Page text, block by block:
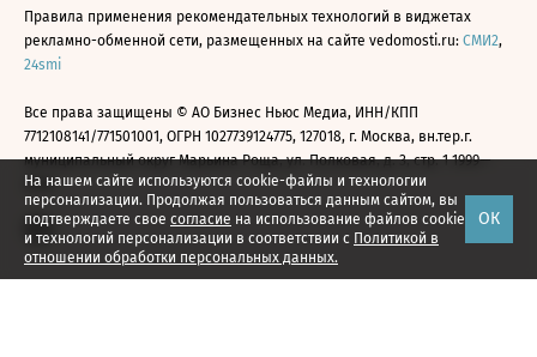
На нашем сайте используются cookie-файлы и технологии
персонализации. Продолжая пользоваться данным сайтом, вы
подтверждаете свое согласие на использование файлов cookie
и технологий персонализации в соответствии с Политикой в
отношении обработки персональных данных.
ОК
Правила применения рекомендательных технологий в виджетах
рекламно-обменной сети, размещенных на сайте vedomosti.ru: СМИ2,
24smi
Все права защищены © АО Бизнес Ньюс Медиа, ИНН/КПП
7712108141/771501001, ОГРН 1027739124775, 127018, г. Москва, вн.тер.г.
муниципальный округ Марьина Роща, ул. Полковая, д. 3, стр. 1 1999—
2026